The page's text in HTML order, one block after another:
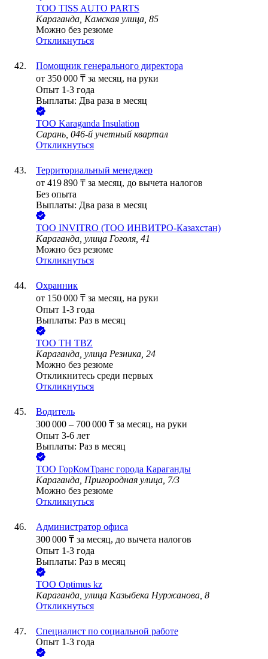
ТОО TISS AUTO PARTS
Караганда, Камская улица, 85
Можно без резюме
Откликнуться
Помощник генерального директора
от 350 000 ₸ за месяц, на руки
Опыт 1-3 года
Выплаты: Два раза в месяц
ТОО Karaganda Insulation
Сарань, 046-й учетный квартал
Откликнуться
Территориальный менеджер
от 419 890 ₸ за месяц, до вычета налогов
Без опыта
Выплаты: Два раза в месяц
ТОО INVITRO (ТОО ИНВИТРО-Казахстан)
Караганда, улица Гоголя, 41
Можно без резюме
Откликнуться
Охранник
от 150 000 ₸ за месяц, на руки
Опыт 1-3 года
Выплаты: Раз в месяц
ТОО TH TBZ
Караганда, улица Резника, 24
Можно без резюме
Откликнитесь среди первых
Откликнуться
Водитель
300 000 – 700 000 ₸ за месяц, на руки
Опыт 3-6 лет
Выплаты: Раз в месяц
ТОО ГорКомТранс города Караганды
Караганда, Пригородная улица, 7/3
Можно без резюме
Откликнуться
Администратор офиса
300 000 ₸ за месяц, до вычета налогов
Опыт 1-3 года
Выплаты: Раз в месяц
ТОО Optimus kz
Караганда, улица Казыбека Нуржанова, 8
Откликнуться
Специалист по социальной работе
Опыт 1-3 года